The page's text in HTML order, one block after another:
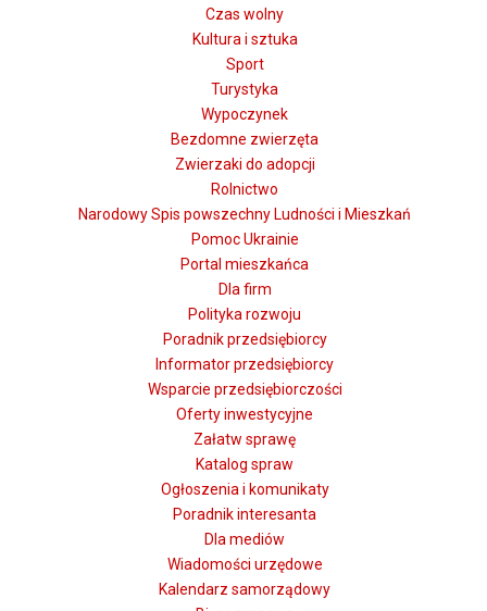
Czas wolny
Kultura i sztuka
Sport
Turystyka
Wypoczynek
Bezdomne zwierzęta
Zwierzaki do adopcji
Rolnictwo
Narodowy Spis powszechny Ludności i Mieszkań
Pomoc Ukrainie
Portal mieszkańca
Dla firm
Polityka rozwoju
Poradnik przedsiębiorcy
Informator przedsiębiorcy
Wsparcie przedsiębiorczości
Oferty inwestycyjne
Załatw sprawę
Katalog spraw
Ogłoszenia i komunikaty
Poradnik interesanta
Dla mediów
Wiadomości urzędowe
Kalendarz samorządowy